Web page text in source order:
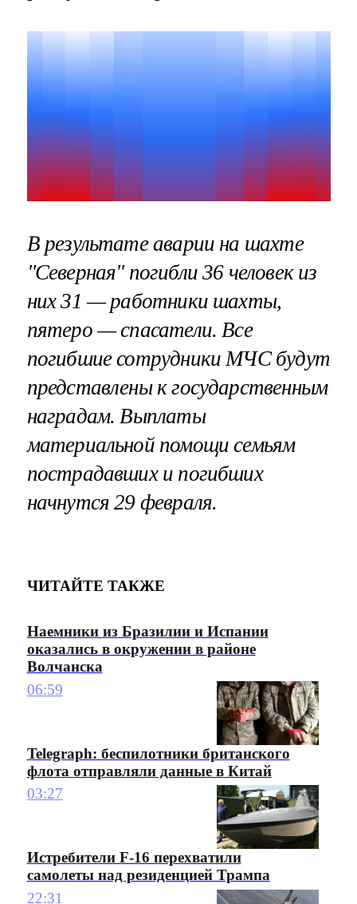
В результате аварии на шахте
"Северная" погибли 36 человек из
них 31 — работники шахты,
пятеро — спасатели. Все
погибшие сотрудники МЧС будут
представлены к государственным
наградам. Выплаты
материальной помощи семьям
пострадавших и погибших
начнутся 29 февраля.
ЧИТАЙТЕ ТАКЖЕ
Наемники из Бразилии и Испании
оказались в окружении в районе
Волчанска
06:59
Telegraph: беспилотники британского
флота отправляли данные в Китай
03:27
Истребители F-16 перехватили
самолеты над резиденцией Трампа
22:31